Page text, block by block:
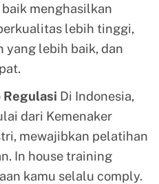
menghasilkan
lebih tinggi,
yang lebih baik, dan
Regulasi Di Indonesia,
dari Kemenaker
mewajibkan pelatihan
In house training
kamu selalu comply.